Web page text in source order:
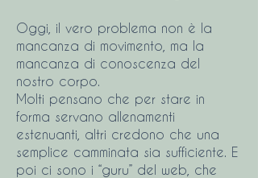
Oggi, il vero problema non è la
mancanza di movimento, ma la
mancanza di conoscenza del
nostro corpo.
Molti pensano che per stare in
forma servano allenamenti
estenuanti, altri credono che una
semplice camminata sia sufficiente. E
poi ci sono i “guru” del web, che